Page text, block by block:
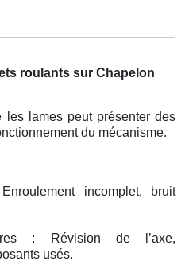
roulants sur Chapelon
les lames peut présenter des
du mécanisme.
incomplet, bruit
: Révision de l’axe,
usés.